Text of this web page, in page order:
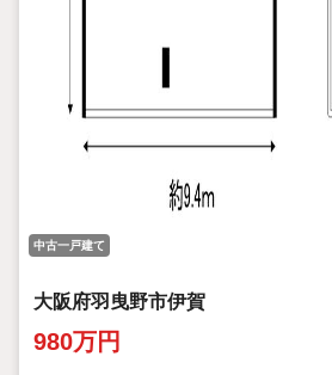
中古一戸建て
大阪府羽曳野市伊賀
980万円